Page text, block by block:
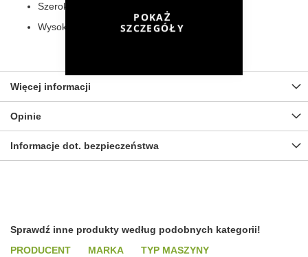
POKAŻ
SZCZEGÓŁY
Szerokość: 10 cm
Wysokość: 11 cm
Więcej informacji
Opinie
Informacje dot. bezpieczeństwa
Sprawdź inne produkty według podobnych kategorii!
PRODUCENT
MARKA TYP MASZYNY